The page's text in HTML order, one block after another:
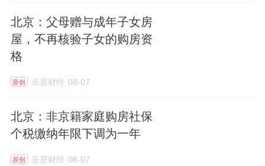
北京：父母赠与成年子女房
屋，不再核验子女的购房资
格
原创 乐居财经 08-07
北京：非京籍家庭购房社保
个税缴纳年限下调为一年
原创 乐居财经 08-07